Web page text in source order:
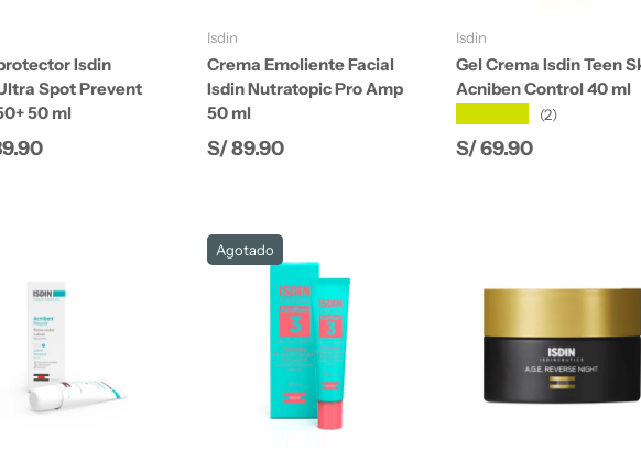
Isdin
Spot Prevent
50 ml
normal
Isdin
Crema Emoliente Facial
Isdin Nutratopic Pro Amp
50 ml
Precio normal
S/ 89.90
Isdin
Gel Crema Isdin Teen
Acniben Control 40 ml
(2)
Precio normal
S/ 69.90
Agotado
Añadir al carrito